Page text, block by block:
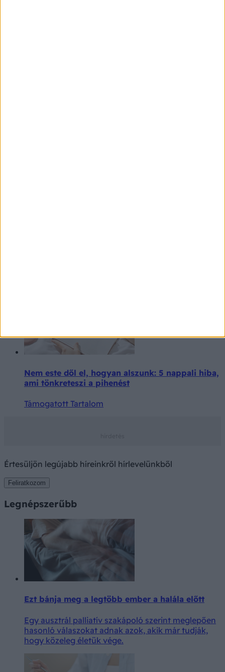
Nem este dől el, hogyan alszunk: 5 nappali hiba,
ami tönkreteszi a pihenést
Támogatott Tartalom
Értesüljön legújabb híreinkről hírlevelünkből
Feliratkozom
Legnépszerűbb
Ezt bánja meg a legtöbb ember a halála előtt
Egy ausztrál palliatív szakápoló szerint meglepően
hasonló válaszokat adnak azok, akik már tudják,
hogy közeleg életük vége.